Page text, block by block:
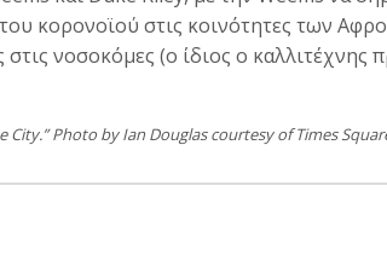
κορονοϊού στις κοινότητες των
νοσοκόμες (ο ίδιος ο καλλιτέχνης
City.” Photo by Ian Douglas courtesy of Times